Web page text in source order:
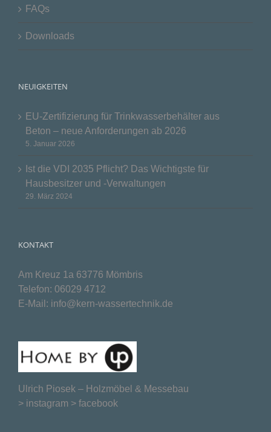
FAQs
Downloads
NEUIGKEITEN
EU-Zertifizierung für Trinkwasserbehälter aus
Beton – neue Anforderungen ab 2026
5. Januar 2026
Ist die VDI 2035 Pflicht? Das Wichtigste für
Hausbesitzer und -Verwaltungen
29. März 2024
KONTAKT
Am Kreuz 1a 63776 Mömbris
Telefon: 06029 4712
E-Mail: info@kern-wassertechnik.de
Ulrich Piosek – Holzmöbel & Messebau
> instagram > facebook